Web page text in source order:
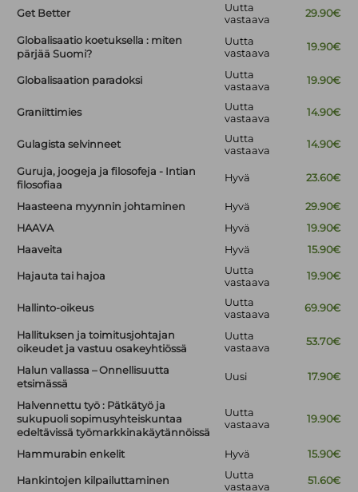
Get Better
Uutta
vastaava
29.90€
Globalisaatio koetuksella : miten
pärjää Suomi?
Uutta
vastaava
19.90€
Globalisaation paradoksi
Uutta
vastaava
19.90€
Graniittimies
Uutta
vastaava
14.90€
Gulagista selvinneet
Uutta
vastaava
14.90€
Guruja, joogeja ja filosofeja - Intian
filosofiaa
Hyvä 23.60€
Haasteena myynnin johtaminen Hyvä
29.90€
HAAVA
Hyvä
19.90€
Haaveita
Hyvä 15.90€
Hajauta tai hajoa
Uutta
vastaava
19.90€
Hallinto-oikeus
Uutta
vastaava
69.90€
Hallituksen ja toimitusjohtajan
oikeudet ja vastuu osakeyhtiössä
Uutta
vastaava
53.70€
Halun vallassa – Onnellisuutta
etsimässä
Uusi 17.90€
Halvennettu työ : Pätkätyö ja
sukupuoli sopimusyhteiskuntaa
edeltävissä työmarkkinakäytännöissä
Uutta
vastaava
19.90€
Hammurabin enkelit Hyvä 15.90€
Hankintojen kilpailuttaminen
Uutta
vastaava
51.60€